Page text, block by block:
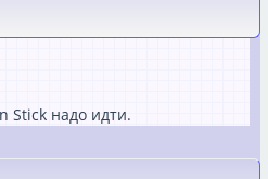
Stick надо идти.